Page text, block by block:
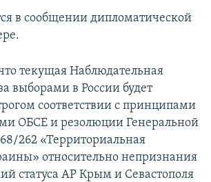
КРЫМА
в сообщении дипломатической
текущая Наблюдательная
выборами в России будет
соответствии с принципами
ОБСЕ и резолюции Генеральной
262 «Территориальная
относительно непризнания
статуса АР Крым и Севастополя